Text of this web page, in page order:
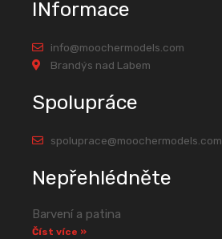
INformace
info@moochermodels.com
Brandýs nad Labem
Spolupráce
spoluprace@moochermodels.com
Nepřehlédněte
Barvení a patina
Číst více »